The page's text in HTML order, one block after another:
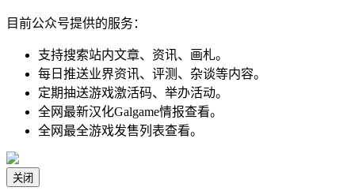
目前公众号提供的服务：
支持搜索站内文章、资讯、画札。
每日推送业界资讯、评测、杂谈等内容。
定期抽送游戏激活码、举办活动。
全网最新汉化Galgame情报查看。
全网最全游戏发售列表查看。
关闭